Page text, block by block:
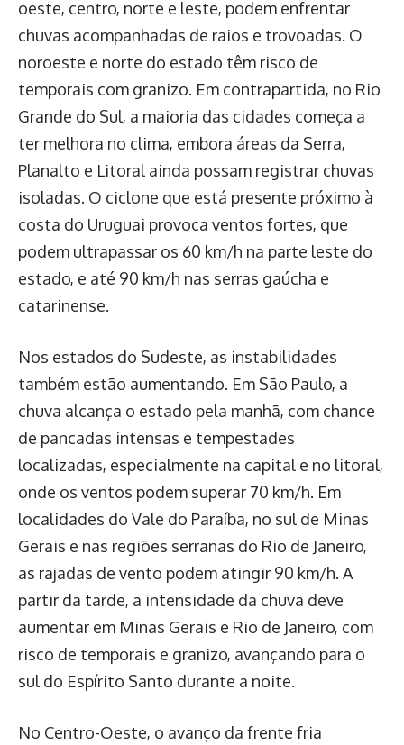
oeste, centro, norte e leste, podem enfrentar
chuvas acompanhadas de raios e trovoadas. O
noroeste e norte do estado têm risco de
temporais com granizo. Em contrapartida, no Rio
Grande do Sul, a maioria das cidades começa a
ter melhora no clima, embora áreas da Serra,
Planalto e Litoral ainda possam registrar chuvas
isoladas. O ciclone que está presente próximo à
costa do Uruguai provoca ventos fortes, que
podem ultrapassar os 60 km/h na parte leste do
estado, e até 90 km/h nas serras gaúcha e
catarinense.
Nos estados do Sudeste, as instabilidades
também estão aumentando. Em São Paulo, a
chuva alcança o estado pela manhã, com chance
de pancadas intensas e tempestades
localizadas, especialmente na capital e no litoral,
onde os ventos podem superar 70 km/h. Em
localidades do Vale do Paraíba, no sul de Minas
Gerais e nas regiões serranas do Rio de Janeiro,
as rajadas de vento podem atingir 90 km/h. A
partir da tarde, a intensidade da chuva deve
aumentar em Minas Gerais e Rio de Janeiro, com
risco de temporais e granizo, avançando para o
sul do Espírito Santo durante a noite.
No Centro-Oeste, o avanço da frente fria